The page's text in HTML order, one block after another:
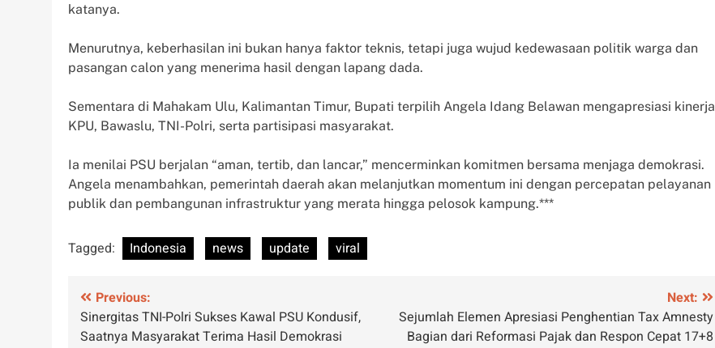
katanya.
Menurutnya, keberhasilan ini bukan hanya faktor teknis, tetapi juga wujud kedewasaan politik warga dan
pasangan calon yang menerima hasil dengan lapang dada.
Sementara di Mahakam Ulu, Kalimantan Timur, Bupati terpilih Angela Idang Belawan mengapresiasi kinerja
KPU, Bawaslu, TNI-Polri, serta partisipasi masyarakat.
Ia menilai PSU berjalan “aman, tertib, dan lancar,” mencerminkan komitmen bersama menjaga demokrasi.
Angela menambahkan, pemerintah daerah akan melanjutkan momentum ini dengan percepatan pelayanan
publik dan pembangunan infrastruktur yang merata hingga pelosok kampung.***
Tagged: Indonesia news update viral
Post
navigation
Previous:
Sinergitas TNI-Polri Sukses Kawal PSU Kondusif,
Saatnya Masyarakat Terima Hasil Demokrasi
Next:
Sejumlah Elemen Apresiasi Penghentian Tax Amnesty
Bagian dari Reformasi Pajak dan Respon Cepat 17+8